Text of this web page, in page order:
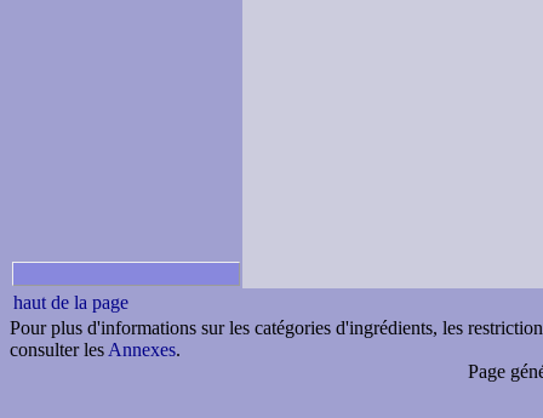
haut de la page
Pour plus d'informations sur les catégories d'ingrédients, les
consulter les Annexes.
Page